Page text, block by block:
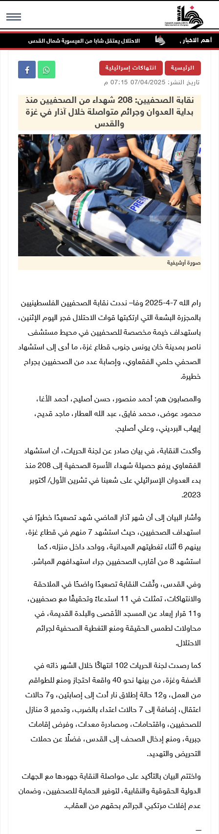
MENU أهم الاخبار
غرب جنين الاحتلال يعتقل شابا من العيسوية شمال القدس
الرئيسية انتهاكات إسرائيلية
تاريخ النشر: 07/04/2025 07:15 م
نقابة الصحفيين: 208 شهداء من الصحفيين منذ
بداية العدوان وجرائم متواصلة خلال آذار في غزة
والقدس
صورة أرشيفية
رام الله 7-4-2025 وفا– نددت نقابة الصحفيين الفلسطينيين
بالمجزرة البشعة التي ارتكبتها قوات الاحتلال فجر اليوم الإثنين،
باستهداف خيمة مخصصة للصحفيين في محيط مستشفى
ناصر بمدينة خان يونس جنوب قطاع غزة، ما أدى إلى استشهاد
الصحفي حلمي الفقعاوي، وإصابة عدد من الصحفيين بجراح
خطيرة.
والمصابون هم: أحمد منصور، حسن أصليح، أحمد الأغا،
محمود عوض، محمد فايق، عبد الله العطار، ماجد قديح،
إيهاب البرديني، وعلي أصليح.
وأكدت النقابة، في بيان صادر عن لجنة الحريات، أن استشهاد
الفقعاوي يرفع حصيلة شهداء الأسرة الصحفية إلى 208 منذ
بدء العدوان الإسرائيلي على شعبنا في تشرين الأول/ أكتوبر
2023.
وأشار البيان إلى أن شهر آذار الماضي شهد تصعيدًا خطيرًا في
استهداف الصحفيين، حيث استشهد 7 منهم في قطاع غزة،
بينهم 6 أثناء تغطيتهم الميدانية، وواحد داخل منزله، كما
استشهد 8 من أقارب الصحفيين جراء استهدافهم المباشر.
وفي القدس، وثّقت النقابة تصعيدًا واضحًا في الملاحقة
والانتهاكات، تمثلت في 11 استدعاءً وتحقيقًا مع صحفيين،
و11 قرار إبعاد عن المسجد الأقصى والبلدة القديمة، في
محاولات لطمس الحقيقة ومنع التغطية الصحفية لجرائم
الاحتلال.
كما رصدت لجنة الحريات 102 انتهاكًا خلال الشهر ذاته في
الضفة وغزة، من بينها نحو 40 واقعة احتجاز ومنع للطواقم
من العمل، و12 حالة إطلاق نار أدت إلى إصابتين، و7 حالات
اعتقال، إضافة إلى 7 حالات اعتداء بالضرب، وتدمير 3 منازل
للصحفيين، واقتحامات، ومصادرة معدات، وفرض إقامات
جبرية، ومنع إدخال الصحف إلى القدس، فضلًا عن حملات
التحريض والتهديد.
واختتم البيان بالتأكيد على مواصلة النقابة جهودها مع الجهات
الدولية الحقوقية والنقابية، لتوفير الحماية للصحفيين، وضمان
عدم إفلات مرتكبي الجرائم بحقهم من العقاب.
ـــــ